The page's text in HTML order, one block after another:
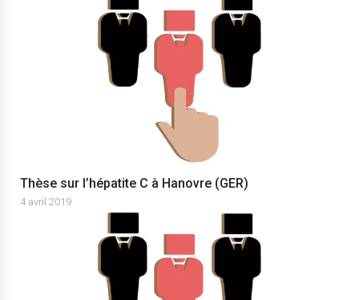
Thèse sur l’hépatite C à Hanovre (GER)
4 avril 2019